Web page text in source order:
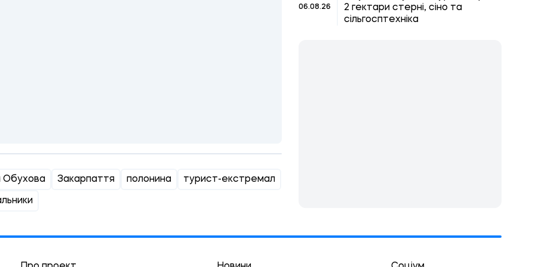
Обухова Закарпаття полонина турист-екстремал
06.08.26
2 гектари стерні, сіно та
сільгосптехніка